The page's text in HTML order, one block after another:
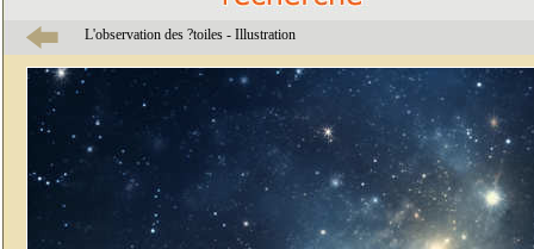
L'observation des ?toiles - Illustration